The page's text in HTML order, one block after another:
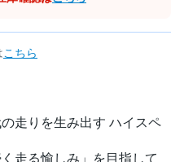
こちら
走りを生み出す ハイスペ
走る愉しみ」を目指して